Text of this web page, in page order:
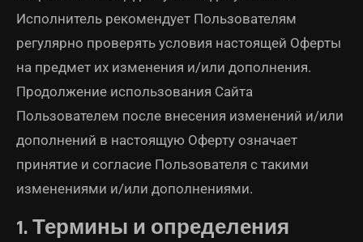
Исполнитель рекомендует Пользователям
регулярно проверять условия настоящей Оферты
на предмет их изменения и/или дополнения.
Продолжение использования Сайта
Пользователем после внесения изменений и/или
дополнений в настоящую Оферту означает
принятие и согласие Пользователя с такими
изменениями и/или дополнениями.
1. Термины и определения